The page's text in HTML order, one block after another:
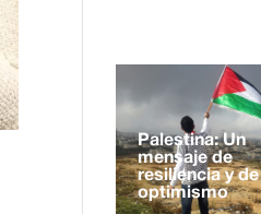
Palestina: Un
mensaje de
resiliencia y de
optimismo